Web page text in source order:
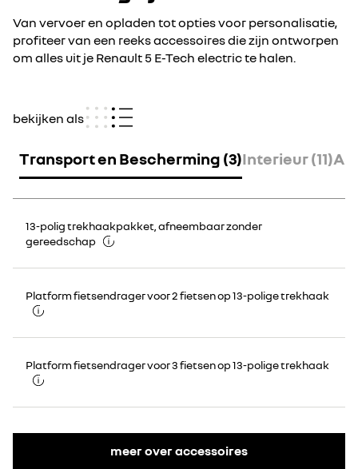
Van vervoer en opladen tot opties voor personalisatie,
profiteer van een reeks accessoires die zijn ontworpen
om alles uit je Renault 5 E-Tech electric te halen.
bekijken als
Transport en Bescherming (3)Interieur (11)
13-polig trekhaakpakket, afneembaar zonder
gereedschap
Platform fietsendrager voor 2 fietsen op 13-polige trekhaak
Platform fietsendrager voor 3 fietsen op 13-polige trekhaak
meer over accessoires